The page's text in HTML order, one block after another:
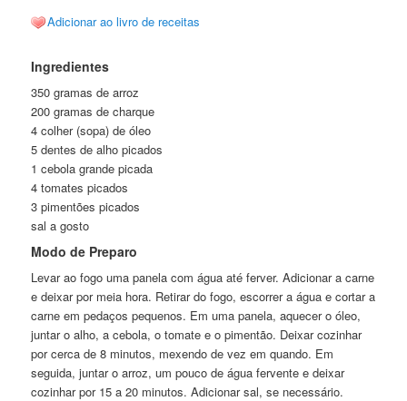
Adicionar ao livro de receitas
Ingredientes
350 gramas de arroz
200 gramas de charque
4 colher (sopa) de óleo
5 dentes de alho picados
1 cebola grande picada
4 tomates picados
3 pimentões picados
sal a gosto
Modo de Preparo
Levar ao fogo uma panela com água até ferver. Adicionar a carne
e deixar por meia hora. Retirar do fogo, escorrer a água e cortar a
carne em pedaços pequenos. Em uma panela, aquecer o óleo,
juntar o alho, a cebola, o tomate e o pimentão. Deixar cozinhar
por cerca de 8 minutos, mexendo de vez em quando. Em
seguida, juntar o arroz, um pouco de água fervente e deixar
cozinhar por 15 a 20 minutos. Adicionar sal, se necessário.